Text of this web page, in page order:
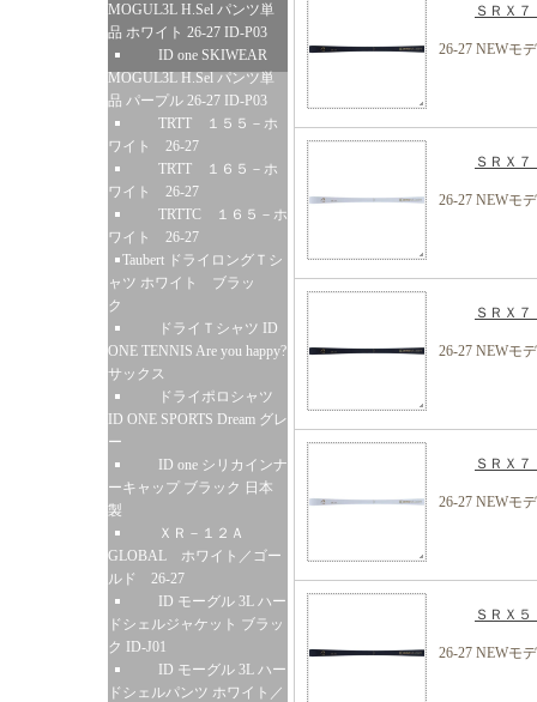
MOGUL3L H.Sel パンツ単
品 ホワイト 26-27 ID-P03
ID one SKIWEAR
MOGUL3L H.Sel パンツ単
品 パープル 26-27 ID-P03
TRTT １５５－ホ
ワイト 26-27
TRTT １６５－ホ
ワイト 26-27
TRTTC １６５－ホ
ワイト 26-27
Taubert ドライロングＴシ
ャツ ホワイト ブラッ
ク
ドライＴシャツ ID
ONE TENNIS Are you happy?
サックス
ドライポロシャツ
ID ONE SPORTS Dream グレ
ー
ID one シリカインナ
ーキャップ ブラック 日本
製
ＸＲ－１２Ａ
GLOBAL ホワイト／ゴー
ルド 26-27
ID モーグル 3L ハー
ドシェルジャケット ブラッ
ク ID-J01
ID モーグル 3L ハー
ドシェルパンツ ホワイト／
ＳＲＸ
26-27 NEWモ
ＳＲＸ
26-27 NEWモ
ＳＲＸ
26-27 NEWモ
ＳＲＸ
26-27 NEWモ
ＳＲＸ
26-27 NEWモ